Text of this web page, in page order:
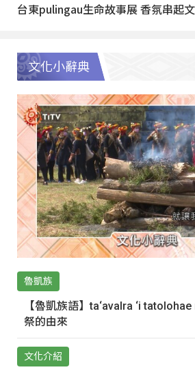
台東pulingau生命故事展 香氛串起
文化小辭典
魯凱族
【魯凱族語】ta‘avalra ‘i
祭的由來
文化介紹